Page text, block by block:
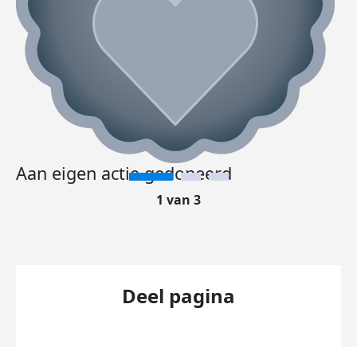
Aan eigen actie gedoneerd
1 van 3
Deel pagina